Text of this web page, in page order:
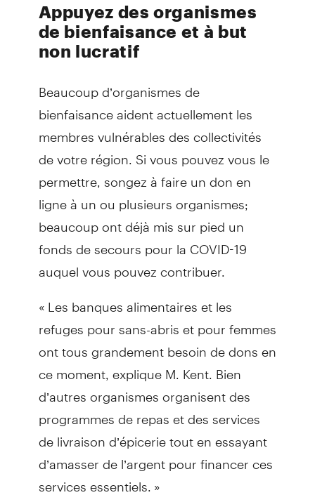
Appuyez des organismes
de bienfaisance et à but
non lucratif
Beaucoup d’organismes de
bienfaisance aident actuellement les
membres vulnérables des collectivités
de votre région. Si vous pouvez vous le
permettre, songez à faire un don en
ligne à un ou plusieurs organismes;
beaucoup ont déjà mis sur pied un
fonds de secours pour la COVID-19
auquel vous pouvez contribuer.
« Les banques alimentaires et les
refuges pour sans-abris et pour femmes
ont tous grandement besoin de dons en
ce moment, explique M. Kent. Bien
d’autres organismes organisent des
programmes de repas et des services
de livraison d’épicerie tout en essayant
d’amasser de l’argent pour financer ces
services essentiels. »